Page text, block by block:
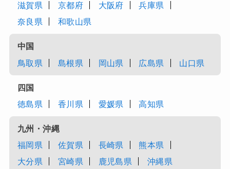
滋賀県
京都府 大阪府
兵庫県
奈良県
和歌山県
中国
鳥取県
島根県 岡山県 広島県 山口県
四国
徳島県
香川県 愛媛県 高知県
九州・沖縄
福岡県
佐賀県 長崎県
熊本県
大分県
宮崎県 鹿児島県 沖縄県